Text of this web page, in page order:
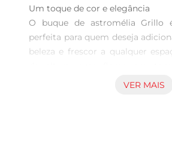
Um toque de cor e elegância
O buque de astromélia Grillo
perfeita para quem deseja
beleza e frescor a qualquer
trazem vida e alegria, VER MAIS